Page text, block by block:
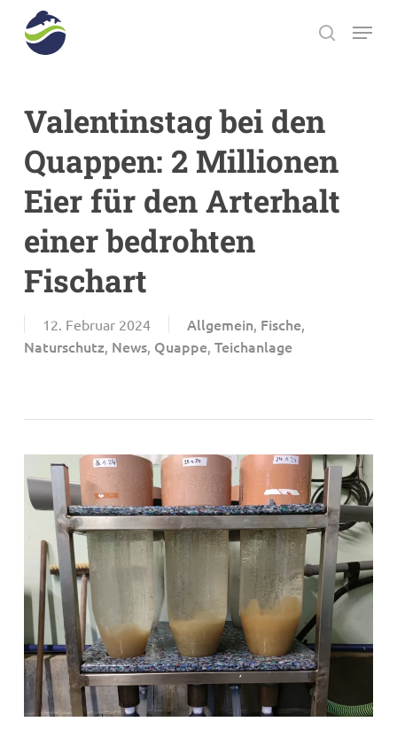
search
Menu
Valentinstag bei den
Quappen: 2 Millionen
Eier für den Arterhalt
einer bedrohten
Fischart
12. Februar 2024 Allgemein, Fische,
Naturschutz, News, Quappe, Teichanlage